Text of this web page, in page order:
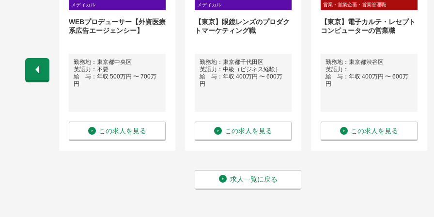
メディカル
WEBプロデューサー【外資医療
系広告エージェンシー】
勤務地：東京都中央区
英語力：不要
給 与：年収 500万円 〜 700万
円
この求人を見る
メディカル
【東京】眼鏡レンズのプロダク
トマーケティング職
勤務地：東京都千代田区
英語力：中級（ビジネス経験）
給 与：年収 400万円 〜 600万
円
この求人を見る
営業・営業企画・営業管理職
【東京】電子カルテ・レセプト
コンピューターの営業職
勤務地：東京都渋谷区
英語力：
給 与：年収 400万円 〜 600万
円
この求人を見る
求人一覧に戻る